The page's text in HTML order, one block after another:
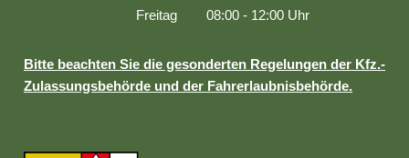
Von 14:00 bis 17:30 Uhr
Freitag 08:00 - 12:00 Uhr
Bitte beachten Sie die gesonderten Regelungen der Kfz.-
Zulassungsbehörde und der Fahrerlaubnisbehörde.